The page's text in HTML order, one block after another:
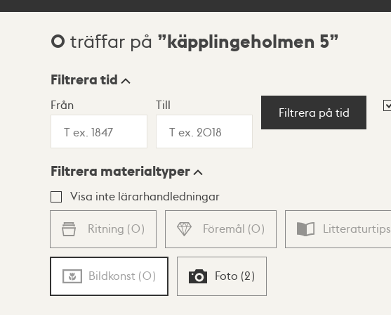
Sökresultat
0 träffar på käpplingeholmen 5
Visningsläge
Lista Karta
Filtrera tid
Från Till
Filtrera på tid
Filtrera materialtyper
Visa inte lärarhandledningar
Ritning (0) Föremål (0) Litteraturtips
Bildkonst (0) Foto (2)